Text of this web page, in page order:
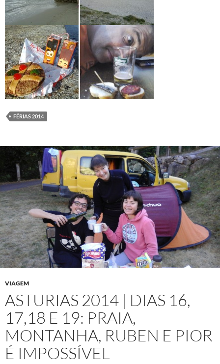
FÉRIAS 2014
VIAGEM
ASTURIAS 2014 | DIAS 16,
17,18 E 19: PRAIA,
MONTANHA, RUBEN E PIOR
É IMPOSSÍVEL